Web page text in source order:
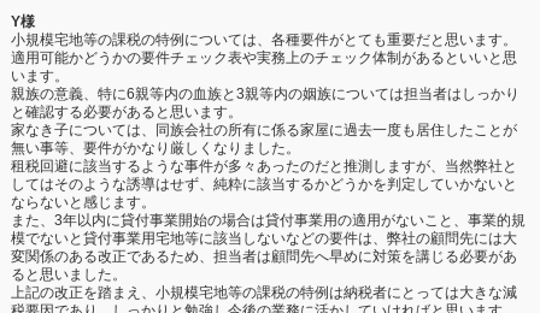
Y様
小規模宅地等の課税の特例については、各種要件がとても重要だと思います。
適用可能かどうかの要件チェック表や実務上のチェック体制があるといいと思
います。
親族の意義、特に6親等内の血族と3親等内の姻族については担当者はしっかり
と確認する必要があると思います。
家なき子については、同族会社の所有に係る家屋に過去一度も居住したことが
無い事等、要件がかなり厳しくなりました。
租税回避に該当するような事件が多々あったのだと推測しますが、当然弊社と
してはそのような誘導はせず、純粋に該当するかどうかを判定していかないと
ならないと感じます。
また、3年以内に貸付事業開始の場合は貸付事業用の適用がないこと、事業的規
模でないと貸付事業用宅地等に該当しないなどの要件は、弊社の顧問先には大
変関係のある改正であるため、担当者は顧問先へ早めに対策を講じる必要があ
ると思いました。
上記の改正を踏まえ、小規模宅地等の課税の特例は納税者にとっては大きな減